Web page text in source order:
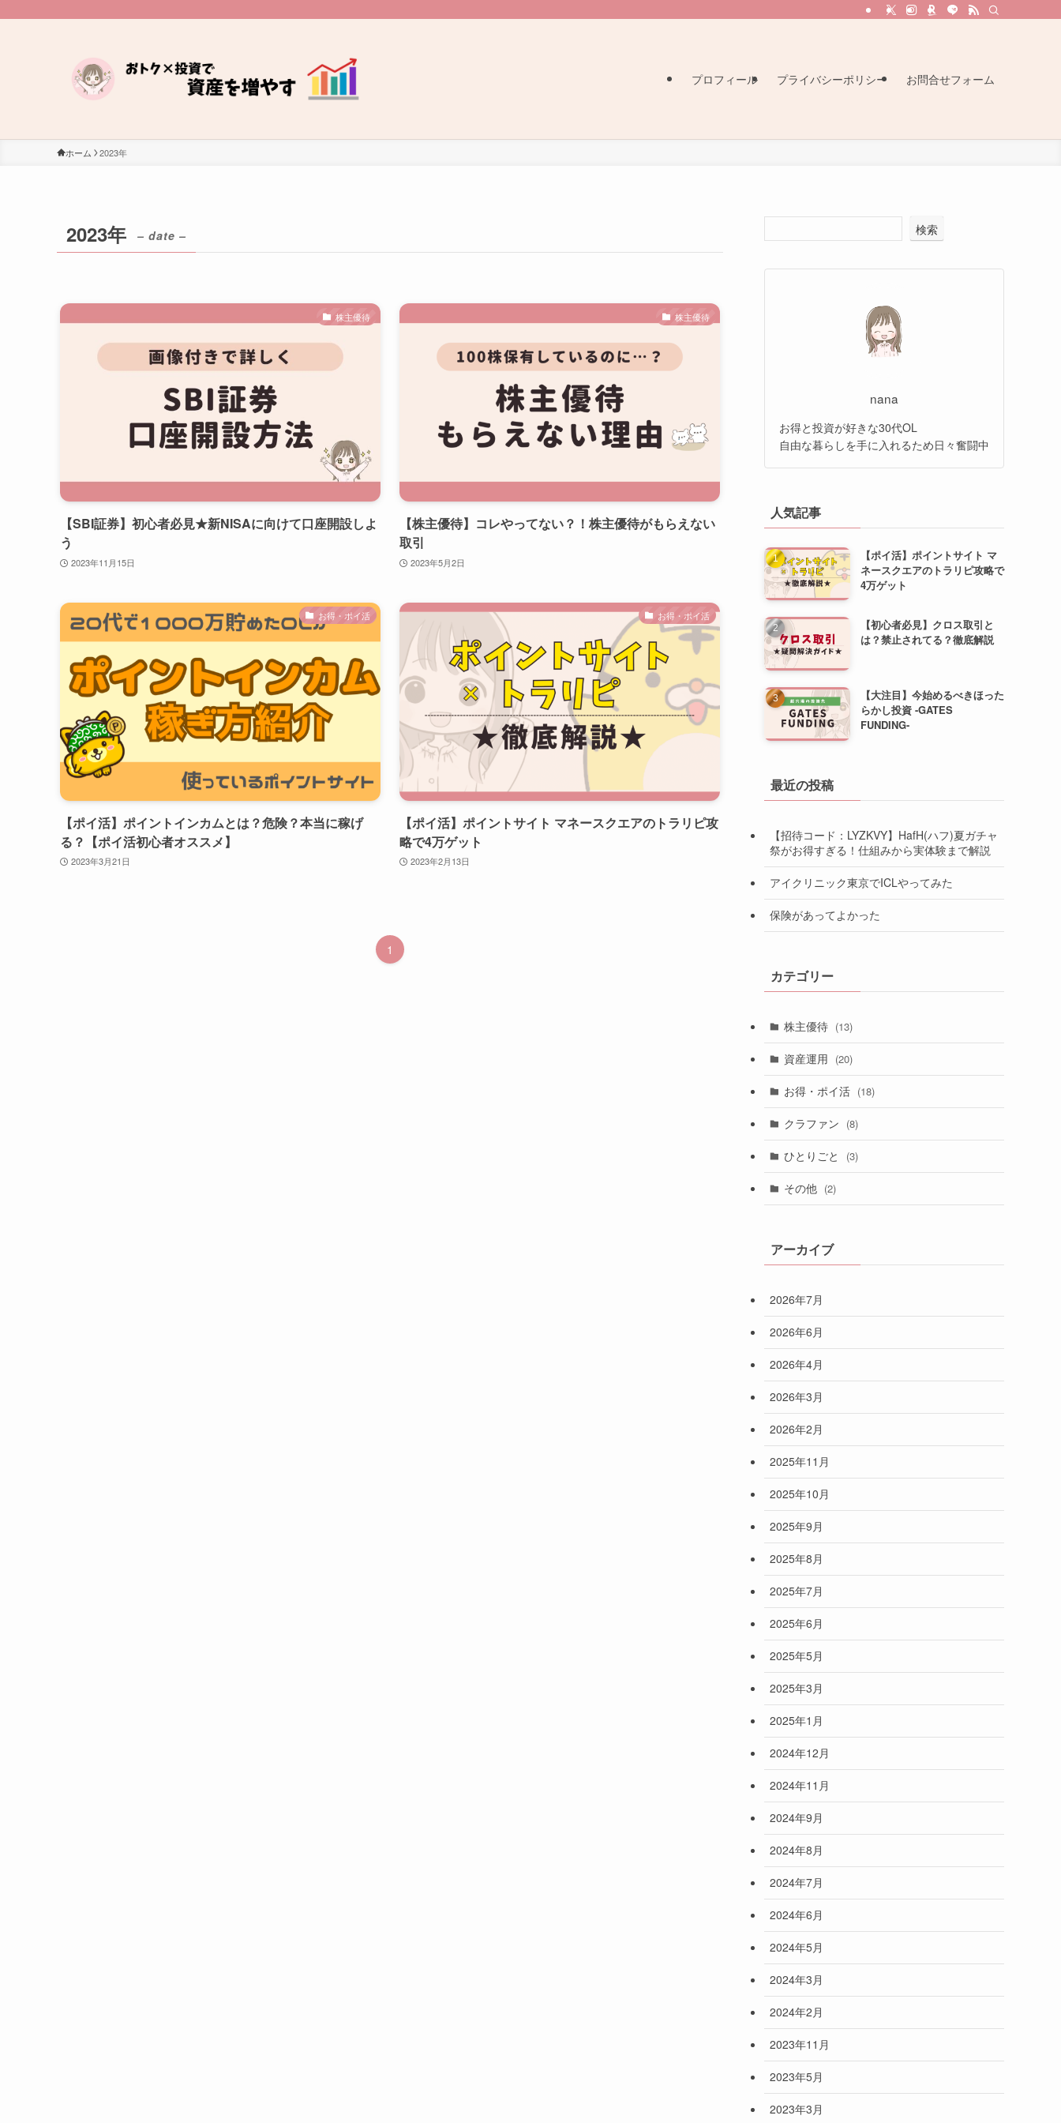
プロフィール プライバシーポリシー お問合せフォーム
ホーム 2023年
2023年 – date –
株主優待
【SBI証券】初心者必見★新NISAに向けて口座開設しよ
う
2023年11月15日
株主優待
【株主優待】コレやってない？！株主優待がもらえない
取引
2023年5月2日
お得・ポイ活
【ポイ活】ポイントインカムとは？危険？本当に稼げ
る？【ポイ活初心者オススメ】
2023年3月21日
お得・ポイ活
【ポイ活】ポイントサイト マネースクエアのトラリピ攻
略で4万ゲット
2023年2月13日
1
検索
nana
お得と投資が好きな30代OL
自由な暮らしを手に入れるため日々奮闘中
人気記事
【ポイ活】ポイントサイト マ
ネースクエアのトラリピ攻略で
4万ゲット
【初心者必見】クロス取引と
は？禁止されてる？徹底解説
【大注目】今始めるべきほった
らかし投資 -GATES
FUNDING-
最近の投稿
【招待コード：LYZKVY】HafH(ハフ)夏ガチャ
祭がお得すぎる！仕組みから実体験まで解説
アイクリニック東京でICLやってみた
保険があってよかった
カテゴリー
株主優待 (13)
資産運用 (20)
お得・ポイ活 (18)
クラファン (8)
ひとりごと (3)
その他 (2)
アーカイブ
2026年7月
2026年6月
2026年4月
2026年3月
2026年2月
2025年11月
2025年10月
2025年9月
2025年8月
2025年7月
2025年6月
2025年5月
2025年3月
2025年1月
2024年12月
2024年11月
2024年9月
2024年8月
2024年7月
2024年6月
2024年5月
2024年3月
2024年2月
2023年11月
2023年5月
2023年3月